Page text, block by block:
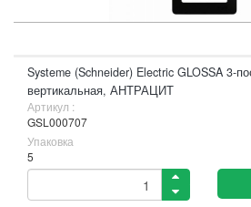
Systeme (Schneider) Electric GLOSSA 3-
вертикальная, АНТРАЦИТ
Артикул :
GSL000707
Упаковка
5